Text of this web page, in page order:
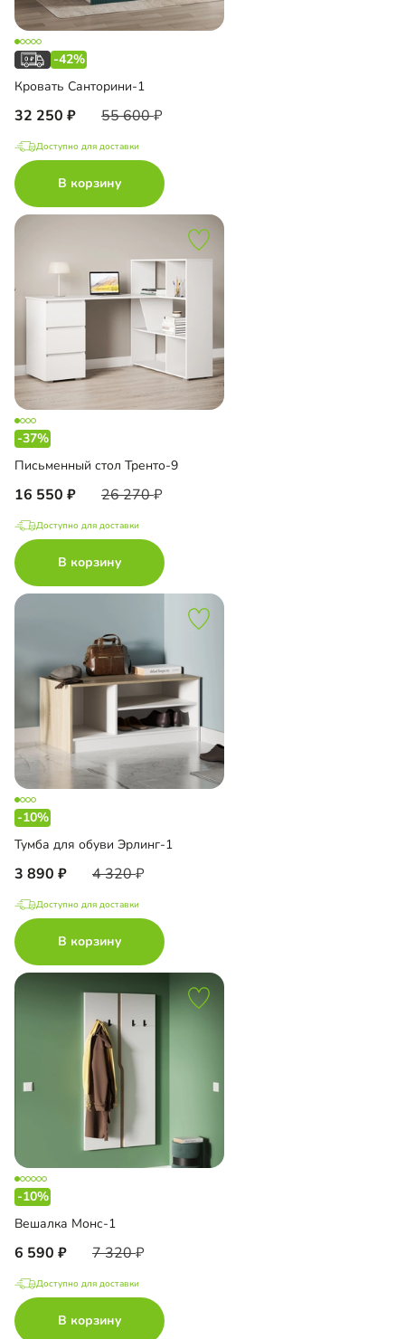
-42%
Кровать Санторини-1
32 250 55 600
Доступно для доставки
В корзину
-37%
Письменный стол Тренто-9
16 550 26 270
Доступно для доставки
В корзину
-10%
Тумба для обуви Эрлинг-1
3 890 4 320
Доступно для доставки
В корзину
-10%
Вешалка Монс-1
6 590 7 320
Доступно для доставки
В корзину